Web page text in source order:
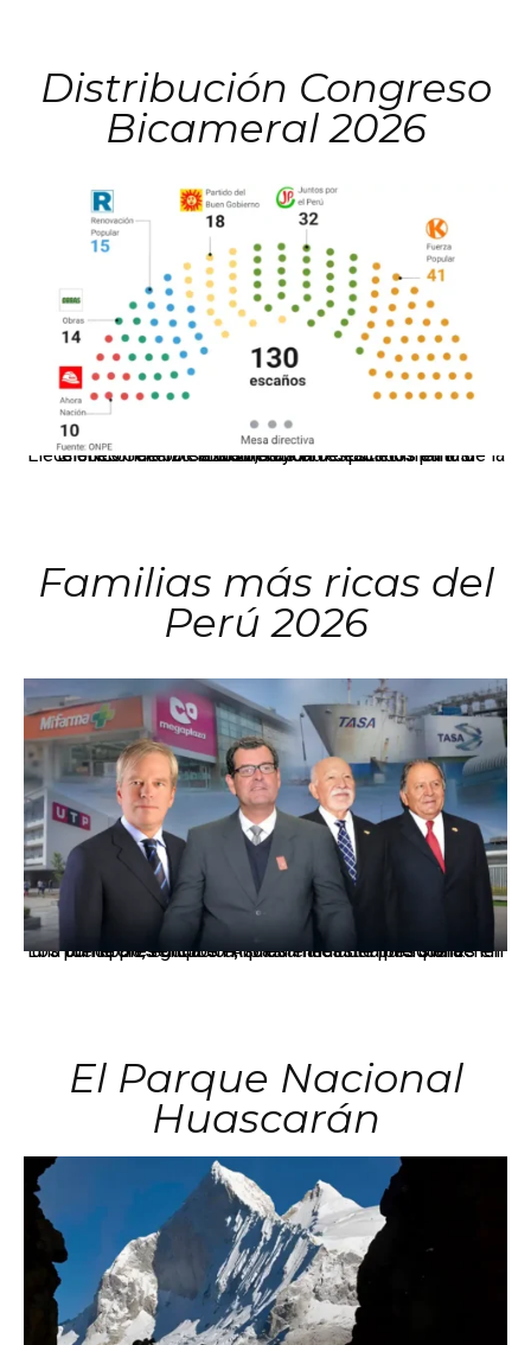
Distribución Congreso
Bicameral 2026
El JNE oficializó la distribución de escaños para la elección de 60 senadores y 130 diputados en las Elecciones Generales 2026, tras el restablecimiento de la Bicameralidad.
Familias más ricas del
Perú 2026
Los principales grupos empresariales del país mantienen una fuerte presencia en Áncash mediante inversiones en comercio, educación, salud e industria pesquera.
El Parque Nacional
Huascarán